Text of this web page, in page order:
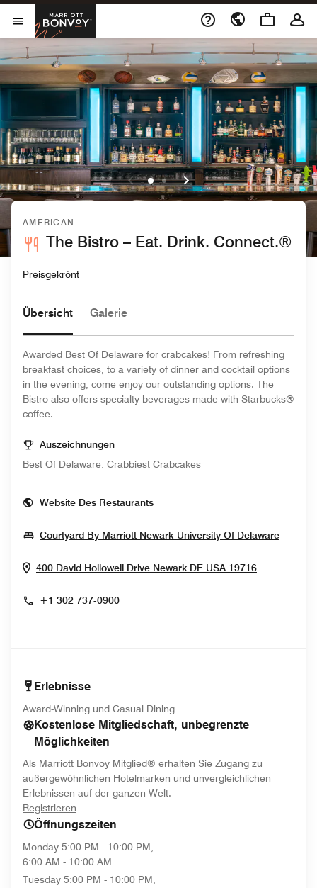
Skip to Content
Menu öffnen
Marriott Bonvoy
AMERICAN
The Bistro – Eat. Drink. Connect.®
Preisgekrönt
Übersicht Galerie
Awarded Best Of Delaware for crabcakes! From refreshing
breakfast choices, to a variety of dinner and cocktail options
in the evening, come enjoy our outstanding options. The
Bistro also offers specialty beverages made with Starbucks®
coffee.
Auszeichnungen
Best Of Delaware: Crabbiest Crabcakes
Website Des RestaurantsOpens In New Window
Courtyard By Marriott Newark-University Of DelawareOpens
400 David Hollowell Drive Newark DE USA 19716Opens In
+1 302 737-0900
Erlebnisse
Award-Winning und Casual Dining
Kostenlose Mitgliedschaft, unbegrenzte
Möglichkeiten
Als Marriott Bonvoy Mitglied® erhalten Sie Zugang zu
außergewöhnlichen Hotelmarken und unvergleichlichen
Erlebnissen auf der ganzen Welt.
Registrieren
Öffnungszeiten
Monday 5:00 PM - 10:00 PM,
6:00 AM - 10:00 AM
Tuesday 5:00 PM - 10:00 PM,